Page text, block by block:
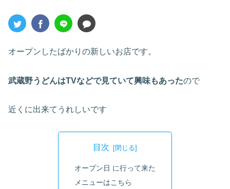
オープンしたばかりの新しいお店です。
武蔵野うどんはTVなどで見ていて興味もあったので
近くに出来てうれしいです
目次
オープン日 に行って来た
メニューはこちら